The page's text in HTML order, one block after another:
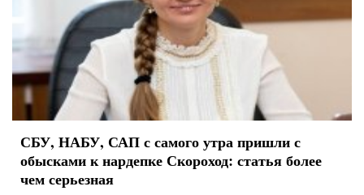
СБУ, НАБУ, САП с самого утра пришли с
обысками к нардепке Скороход: статья более
чем серьезная